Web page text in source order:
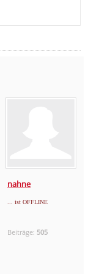
nahne
... ist OFFLINE
Beiträge: 505